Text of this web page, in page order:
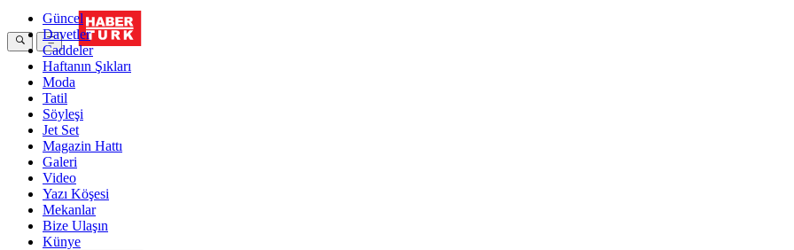
Güncel
Davetler
Caddeler
Haftanın Şıkları
Moda
Tatil
Söyleşi
Jet Set
Magazin Hattı
Galeri
Video
Yazı Köşesi
Mekanlar
Bize Ulaşın
Künye